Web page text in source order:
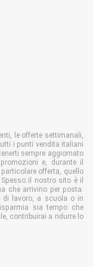
le offerte settimanali,
i punti vendita italiani
sempre aggiornato
e, durante il
offerta, quello
il nostro sito è il
che arrivino per posta.
di lavoro, a scuola o in
sia tempo che
contribuirai a ridurre lo